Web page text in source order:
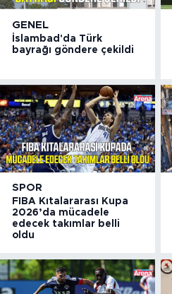
GENEL
İslambad'da Türk
bayrağı göndere çekildi
SPOR
FIBA Kıtalararası Kupa
2026’da mücadele
edecek takımlar belli
oldu